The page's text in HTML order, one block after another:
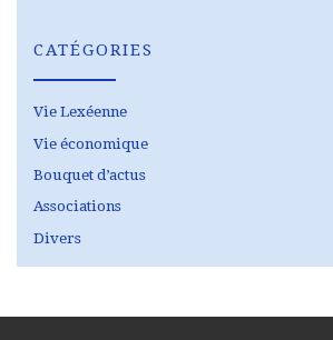
CATÉGORIES
Vie Lexéenne
Vie économique
Bouquet d’actus
Associations
Divers